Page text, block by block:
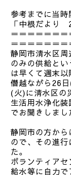
参考までに当時
「中根だより
＝＝＝＝＝＝
＝＝＝＝＝＝
静岡市清水区
のみの供給と
は早くて週末以
僭越ながら26
(火)に清水区の
生活用水浄化
でお聞きしまし
静岡市の方か
ので、その進
た。
ボランティア
給水等に自力